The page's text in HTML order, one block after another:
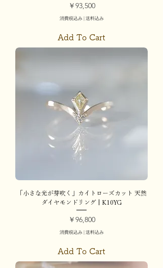
価格
￥93,500
消費税込み|送料込み
Add To Cart
「小さな光が芽吹く」カイトローズカット 天然
ダイヤモンドリング | K10YG
価格
￥96,800
消費税込み|送料込み
Add To Cart